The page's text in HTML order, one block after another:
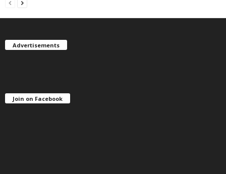
Advertisements
Join on Facebook